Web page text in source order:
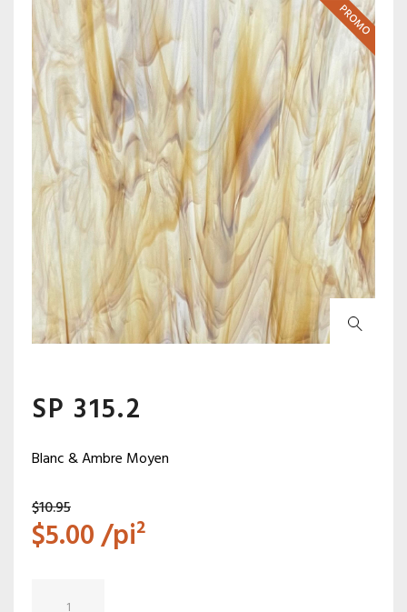
PROMO
SP 315.2
Blanc & Ambre Moyen
$10.95
$5.00/pi²